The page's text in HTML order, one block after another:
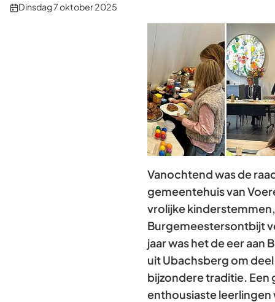
Publicatiedatum:
Dinsdag 7 oktober 2025
Vanochtend was de
gemeentehuis van
vrolijke
Burgemeestersontbijt
jaar was het de eer aan
uit Ubachsberg om
bijzondere traditie. Een
enthousiaste leerlingen